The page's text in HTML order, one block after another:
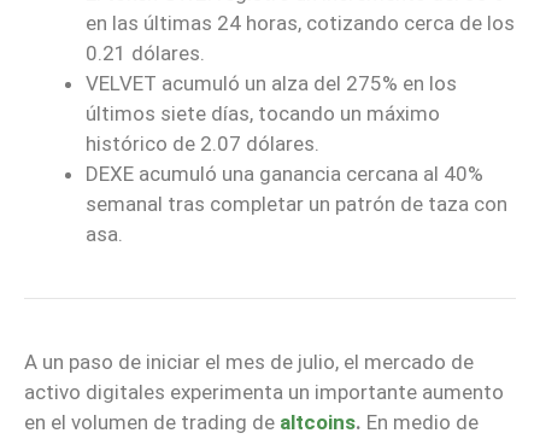
en las últimas 24 horas, cotizando cerca de los
0.21 dólares.
VELVET acumuló un alza del 275% en los
últimos siete días, tocando un máximo
histórico de 2.07 dólares.
DEXE acumuló una ganancia cercana al 40%
semanal tras completar un patrón de taza con
asa.
A un paso de iniciar el mes de julio, el mercado de
activo digitales experimenta un importante aumento
en el volumen de trading de altcoins. En medio de